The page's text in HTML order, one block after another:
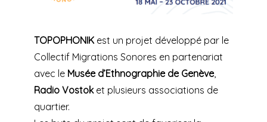
TOPOPHONIK est un projet développé par le
Collectif Migrations Sonores en partenariat
avec le Musée d’Ethnographie de Genève,
Radio Vostoket plusieurs associations de
quartier.